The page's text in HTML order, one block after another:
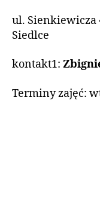
ul. Sienkiewicza
Siedlce
kontakt1:
Terminy zajęć: